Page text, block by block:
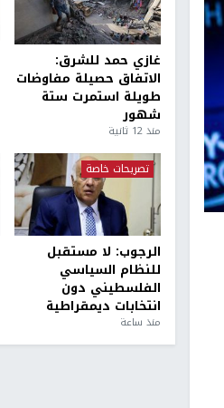
غازي حمد للشرق:
الاتفاق حصيلة مفاوضات
طويلة استمرت ستة
شهور
منذ 12 ثانية
تصريحات خاصة
الرجوب: لا مستقبل
للنظام السياسي
الفلسطيني دون
انتخابات ديمقراطية
منذ ساعة